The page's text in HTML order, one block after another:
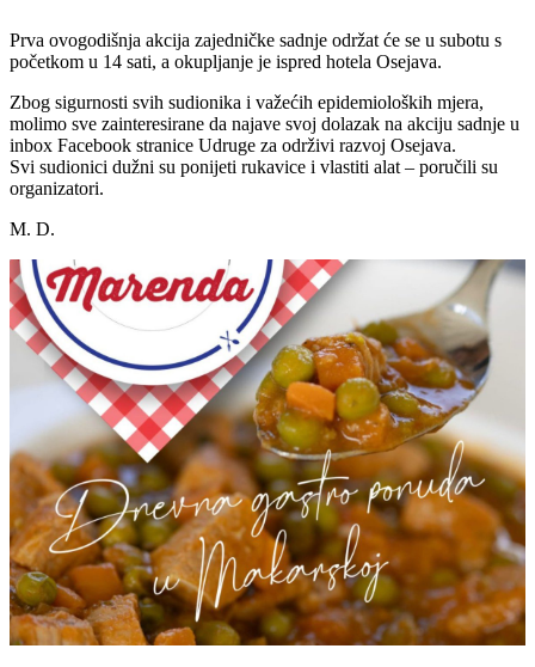
Prva ovogodišnja akcija zajedničke sadnje održat će se u subotu s
početkom u 14 sati, a okupljanje je ispred hotela Osejava.
Zbog sigurnosti svih sudionika i važećih epidemioloških mjera,
molimo sve zainteresirane da najave svoj dolazak na akciju sadnje u
inbox Facebook stranice Udruge za održivi razvoj Osejava.
Svi sudionici dužni su ponijeti rukavice i vlastiti alat – poručili su
organizatori.
M. D.